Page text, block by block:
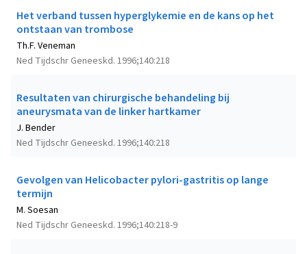
Het verband tussen hyperglykemie en de kans op het
ontstaan van trombose
Ned Tijdschr Geneeskd. 1996;140:218
Th.F. Veneman
Resultaten van chirurgische behandeling bij
aneurysmata van de linker hartkamer
Ned Tijdschr Geneeskd. 1996;140:218
J. Bender
Gevolgen van Helicobacter pylori-gastritis op lange
termijn
Ned Tijdschr Geneeskd. 1996;140:218-9
M. Soesan